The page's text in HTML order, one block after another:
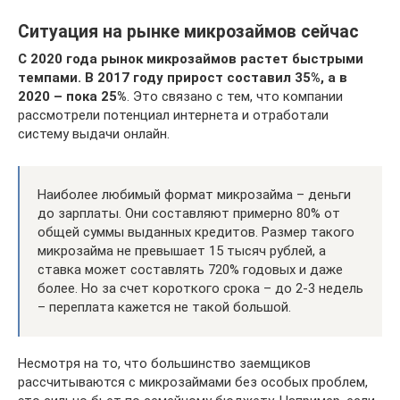
Ситуация на рынке микрозаймов сейчас
С 2020 года рынок микрозаймов растет быстрыми
темпами. В 2017 году прирост составил 35%, а в
2020 – пока 25%. Это связано с тем, что компании
рассмотрели потенциал интернета и отработали
систему выдачи онлайн.
Наиболее любимый формат микрозайма – деньги
до зарплаты. Они составляют примерно 80% от
общей суммы выданных кредитов. Размер такого
микрозайма не превышает 15 тысяч рублей, а
ставка может составлять 720% годовых и даже
более. Но за счет короткого срока – до 2-3 недель
– переплата кажется не такой большой.
Несмотря на то, что большинство заемщиков
рассчитываются с микрозаймами без особых проблем,